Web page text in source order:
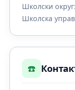
Школски округ:
Школска
☎️